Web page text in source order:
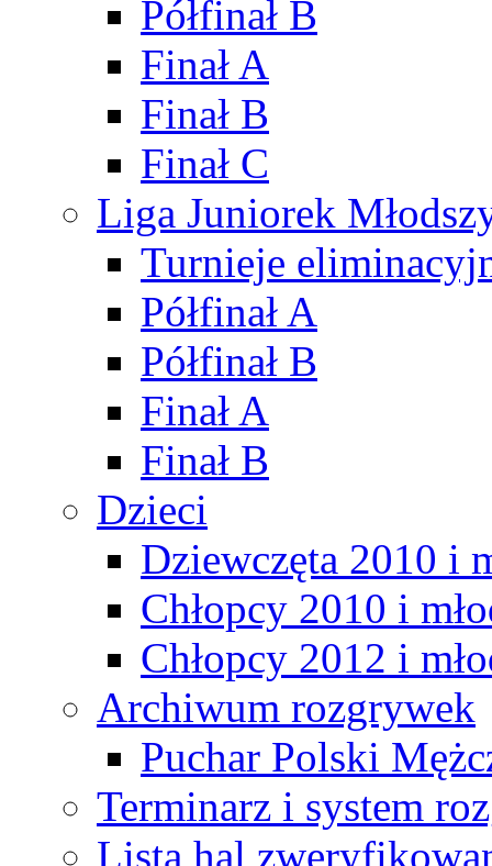
Półfinał B
Finał A
Finał B
Finał C
Liga Juniorek
Turnieje
Półfinał A
Półfinał B
Finał A
Finał B
Dzieci
Dziewczęta 2010 i
Chłopcy 2010 i
Chłopcy 2012 i
Archiwum rozgrywek
Puchar Polski
Terminarz i system
Lista hal